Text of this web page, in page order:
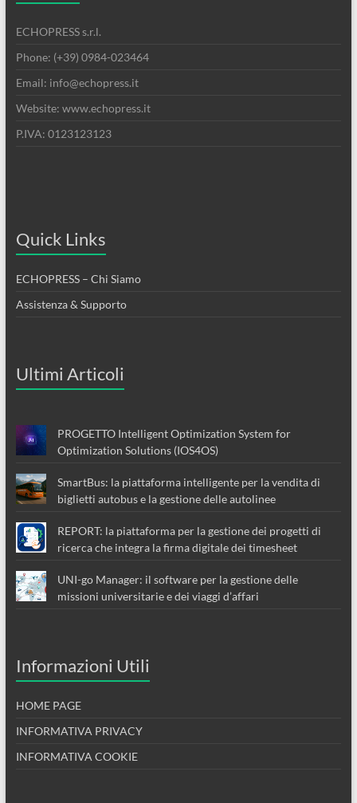
ECHOPRESS s.r.l.
Phone: (+39) 0984-023464
Email: info@echopress.it
Website: www.echopress.it
P.IVA: 0123123123
Quick Links
ECHOPRESS – Chi Siamo
Assistenza & Supporto
Ultimi Articoli
PROGETTO Intelligent Optimization System for
Optimization Solutions (IOS4OS)
SmartBus: la piattaforma intelligente per la vendita di
biglietti autobus e la gestione delle autolinee
REPORT: la piattaforma per la gestione dei progetti di
ricerca che integra la firma digitale dei timesheet
UNI-go Manager: il software per la gestione delle
missioni universitarie e dei viaggi d’affari
Informazioni Utili
HOME PAGE
INFORMATIVA PRIVACY
INFORMATIVA COOKIE